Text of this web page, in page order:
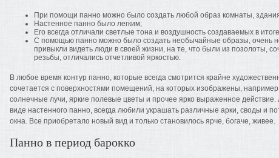
При помощи панно можно было создать любой образ комнаты,
Настенное панно было легким;
Его всегда отличали светлые тона и воздушность создаваемых в
С помощью панно можно было создать необычайные образы, очень
привыкли видеть люди в своей жизни, на те, что были из позолоты,
резьбы, отличались отчетливой яркостью.
В любое время контур панно, которые всегда смотрится крайне
сочетается с поверхностями помещений, на которых изображены,
солнечные лучи, яркие полевые цветы и прочее ярко выраженное
виде настенного панно, всегда любили украшать различные арки, своды и
окна. Все приобретало новый вид и только становилось ярче, богаче, живее.
Панно в период барокко